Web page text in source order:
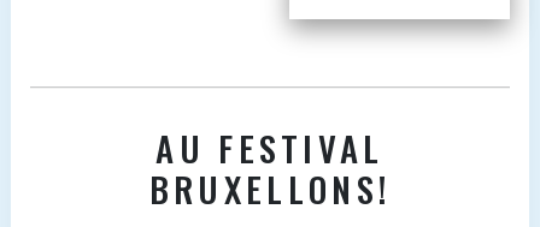
AU FESTIVAL
BRUXELLONS!